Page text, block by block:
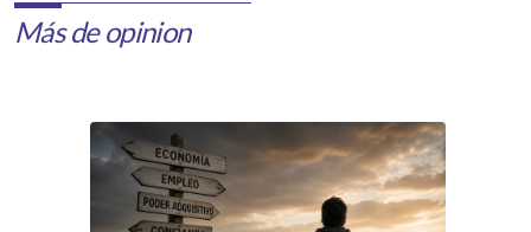
Más de opinion